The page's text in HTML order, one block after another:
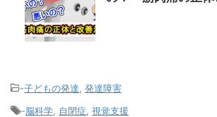
-子どもの発達 発達障害
-脳科学 自閉症 視覚支援